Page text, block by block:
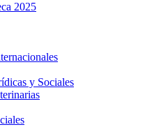
2025
y Sociales